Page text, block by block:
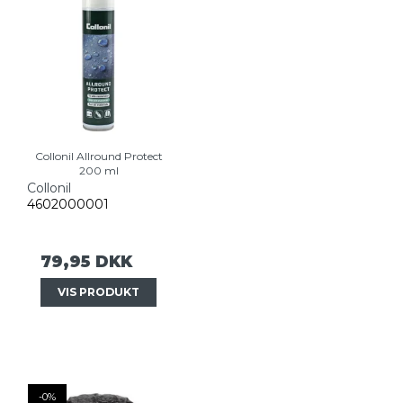
Collonil Allround Protect
200 ml
Collonil
4602000001
79,95 DKK
VIS PRODUKT
-0%